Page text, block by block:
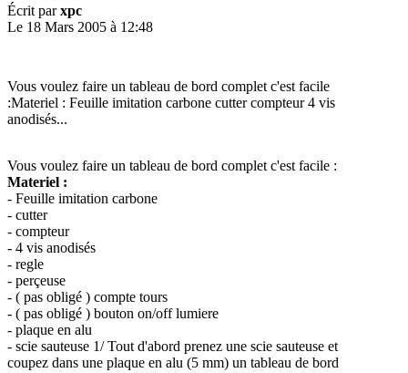
Écrit parxpc
Le 18 Mars 2005 à 12:48
Vous voulez faire un tableau de bord complet c'est facile
:Materiel : Feuille imitation carbone cutter compteur 4 vis
anodisés...
Vous voulez faire un tableau de bord complet c'est facile :
Materiel :
- Feuille imitation carbone
- cutter
- compteur
- 4 vis anodisés
- regle
- perçeuse
- ( pas obligé ) compte tours
- ( pas obligé ) bouton on/off lumiere
- plaque en alu
- scie sauteuse 1/ Tout d'abord prenez une scie sauteuse et
coupez dans une plaque en alu (5 mm) un tableau de bord